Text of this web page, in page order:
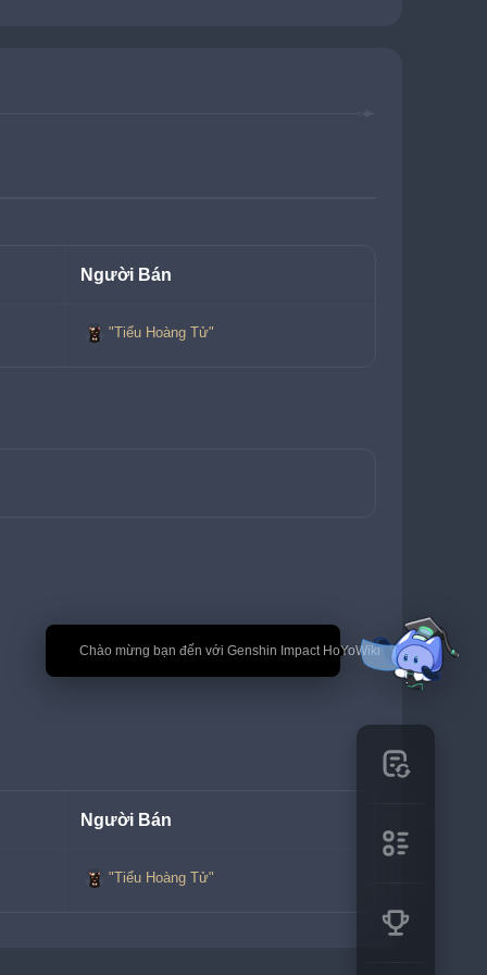
🎉 Chào mừng bạn đến với Genshin Impact HoYoWiki
Người Bán
"Tiểu Hoàng Tử"
Người Bán
"Tiểu Hoàng Tử"